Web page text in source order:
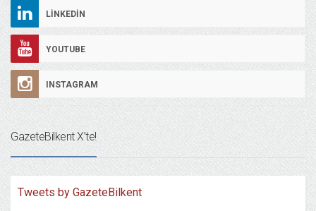
LINKEDIN
YOUTUBE
INSTAGRAM
GazeteBilkent X’te!
Tweets by GazeteBilkent